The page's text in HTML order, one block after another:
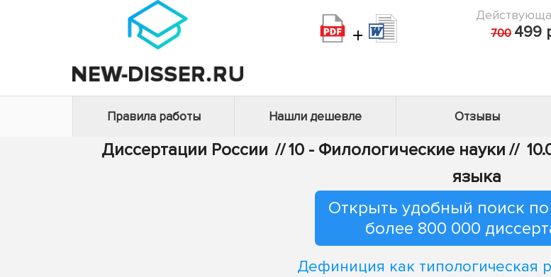
+ 700 499
Правила работы Нашли дешевле Отзывы
Диссертации России //10 - Филологические науки //
языка
Открыть удобный поиск по
более 800 000
Дефиниция как типологическая